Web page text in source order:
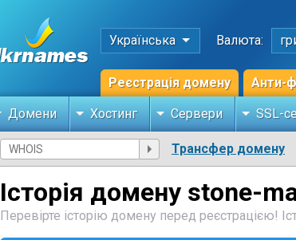
Українська Валюта:
Реєстрація домену Анти-
Домени Хостинг Сервери SSL-
Трансфер домену
Історія домену stone-
Перевірте історію домену перед реєстрацією!